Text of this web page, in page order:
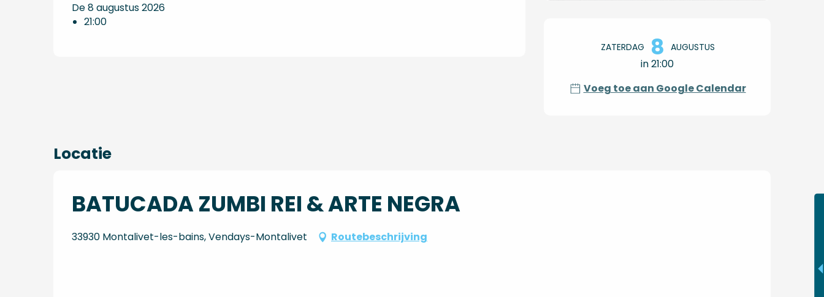
Openingstijden en
ZATERDAG 8 AUGUSTUS
in 21:00
Voeg toe aan Google Calendar
De 8 augustus 2026
21:00
Locatie
BATUCADA ZUMBI REI & ARTE NEGRA
33930 Montalivet-les-bains, Vendays-Montalivet Routebeschrijving